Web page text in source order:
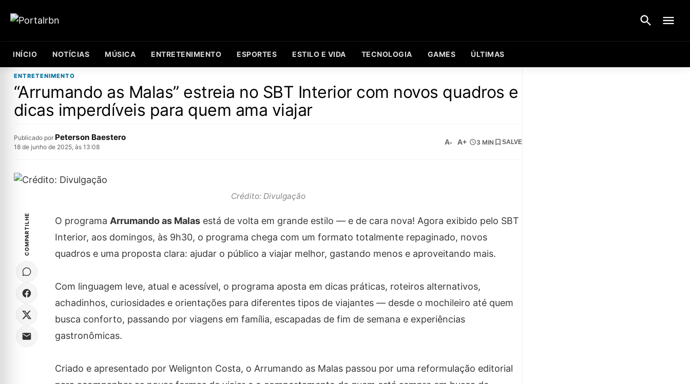
INÍCIO NOTÍCIAS MÚSICA ENTRETENIMENTO ESPORTES ESTILO E VIDA TECNOLOGIA GAMES ÚLTIMAS
ENTRETENIMENTO
“Arrumando as Malas” estreia no SBT Interior com novos quadros e
dicas imperdíveis para quem ama viajar
Publicado por Peterson Baestero
18 de junho de 2025, às 13:08
A- A+ 3 MIN SALVE
Crédito: Divulgação
COMPARTILHE O programa Arrumando as Malasestá de volta em grande estilo — e de cara nova! Agora exibido pelo SBT
Interior, aos domingos, às 9h30, o programa chega com um formato totalmente repaginado, novos
quadros e uma proposta clara: ajudar o público a viajar melhor, gastando menos e aproveitando mais.
Com linguagem leve, atual e acessível, o programa aposta em dicas práticas, roteiros alternativos,
achadinhos, curiosidades e orientações para diferentes tipos de viajantes — desde o mochileiro até quem
busca conforto, passando por viagens em família, escapadas de fim de semana e experiências
gastronômicas.
Criado e apresentado por Welignton Costa, o Arrumando as Malas passou por uma reformulação editorial